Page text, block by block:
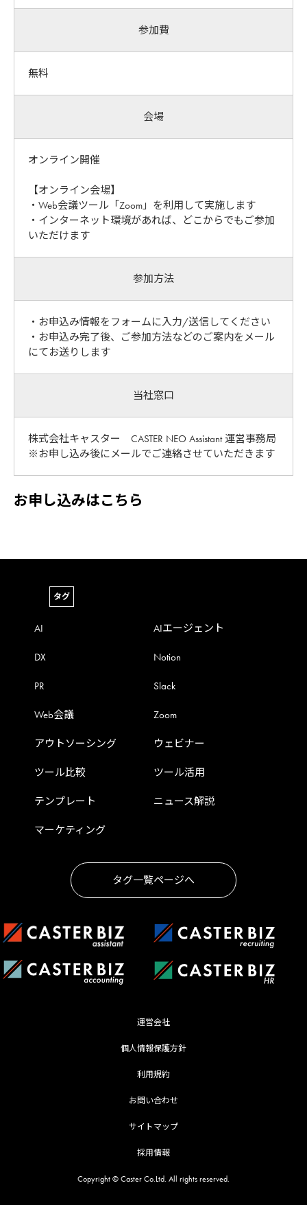
参加費
無料
会場
オンライン開催
【オンライン会場】
・Web会議ツール「Zoom」を利用して実施します
・インターネット環境があれば、どこからでもご参加
いただけます
参加方法
・お申込み情報をフォームに入力/送信してください
・お申込み完了後、ご参加方法などのご案内をメール
にてお送りします
当社窓口
株式会社キャスター CASTER NEO Assistant 運営事務局
※お申し込み後にメールでご連絡させていただきます
お申し込みはこちら
タグ
AI AIエージェント
DX Notion
PR Slack
Web会議 Zoom
アウトソーシング ウェビナー
ツール比較 ツール活用
テンプレート ニュース解説
マーケティング
タグ一覧ページへ
運営会社
個人情報保護方針
利用規約
お問い合わせ
サイトマップ
採用情報
Copyright © Caster Co.Ltd. All rights reserved.